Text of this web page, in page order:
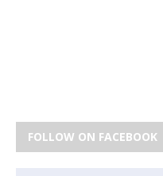
FOLLOW ON FACEBOOK